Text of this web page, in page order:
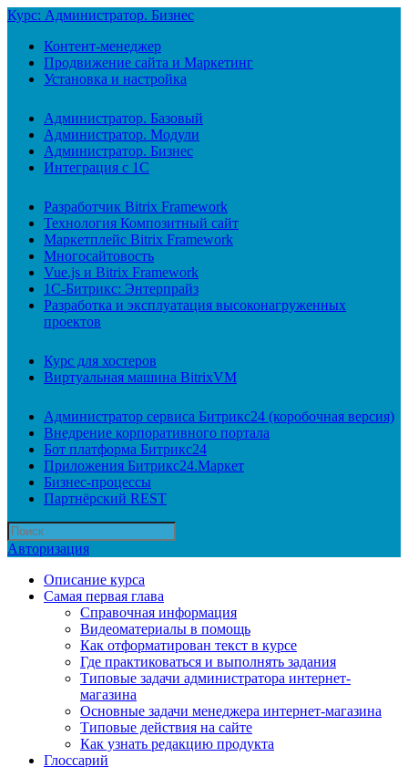
Курс: Администратор. Бизнес
Контент-менеджер
Продвижение сайта и Маркетинг
Установка и настройка
Администратор. Базовый
Администратор. Модули
Администратор. Бизнес
Интеграция с 1С
Разработчик Bitrix Framework
Технология Композитный сайт
Маркетплейс Bitrix Framework
Многосайтовость
Vue.js и Bitrix Framework
1С-Битрикс: Энтерпрайз
Разработка и эксплуатация высоконагруженных
проектов
Курс для хостеров
Виртуальная машина BitrixVM
Администратор сервиса Битрикс24 (коробочная версия)
Внедрение корпоративного портала
Бот платформа Битрикс24
Приложения Битрикс24.Маркет
Бизнес-процессы
Партнёрский REST
Авторизация
Описание курса
Самая первая глава
Справочная информация
Видеоматериалы в помощь
Как отформатирован текст в курсе
Где практиковаться и выполнять задания
Типовые задачи администратора интернет-
магазина
Основные задачи менеджера интернет-магазина
Типовые действия на сайте
Как узнать редакцию продукта
Глоссарий